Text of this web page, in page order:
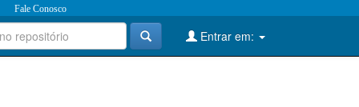
Fale Conosco
Entrar em: